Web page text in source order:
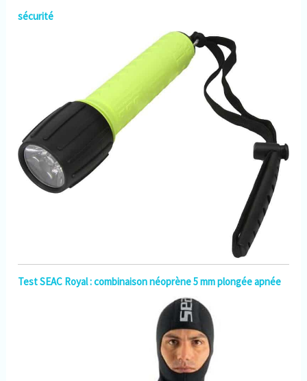
sécurité
Test SEAC Royal : combinaison néoprène 5 mm plongée apnée